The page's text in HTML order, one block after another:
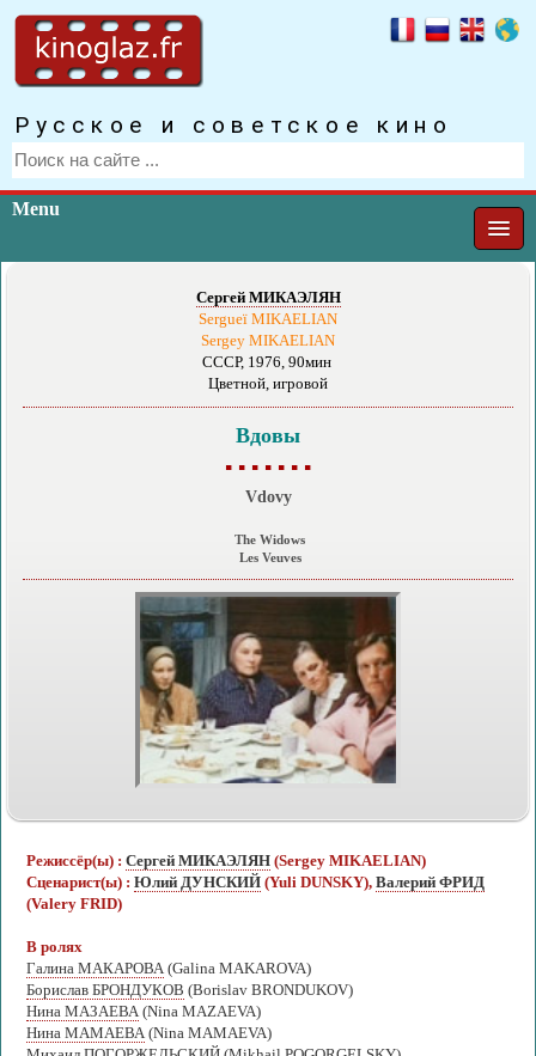
Русское и советское кино
Menu
Сергей МИКАЭЛЯН
Sergueï MIKAELIAN
Sergey MIKAELIAN
СССР, 1976, 90мин
Цветной, игровой
Вдовы
▪ ▪ ▪ ▪ ▪ ▪ ▪
Vdovy
The Widows
Les Veuves
Режиссёр(ы) : Сергей МИКАЭЛЯН (Sergey MIKAELIAN)
Сценарист(ы) : Юлий ДУНСКИЙ (Yuli DUNSKY), Валерий ФРИД
(Valery FRID)
В ролях
Галина МАКАРОВА (Galina MAKAROVA)
Борислав БРОНДУКОВ (Borislav BRONDUKOV)
Нина МАЗАЕВА (Nina MAZAEVA)
Нина МАМАЕВА (Nina MAMAEVA)